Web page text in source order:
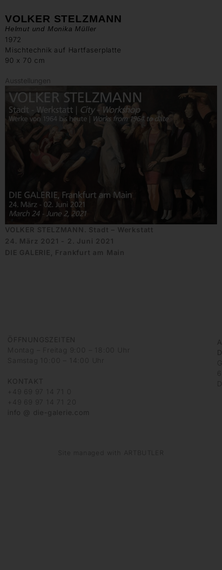
VOLKER STELZMANN
Helmut und Monika Müller
1972
Mischtechnik auf Hartfaserplatte
90 x 70 cm
Ausstellungen
VOLKER STELZMANN. Stadt – Werkstatt
24. März 2021 - 2. Juni 2021
DIE GALERIE, Frankfurt am Main
ÖFFNUNGSZEITEN
Montag – Freitag 9:00 – 18:00 Uhr
Samstag 10:00 – 14:00 Uhr
KONTAKT
+49 69 97 14 71 0
+49 69 97 14 71 20
info @ die-galerie.com
Site managed with ARTBUTLER